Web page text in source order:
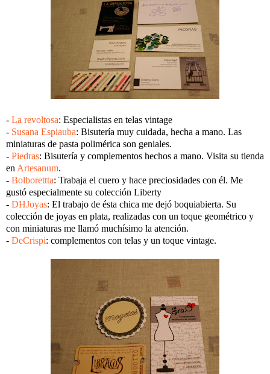
- La revoltosa: Especialistas en telas vintage
- Susana Espiauba: Bisutería muy cuidada, hecha a mano. Las
miniaturas de pasta polimérica son geniales.
- Piedras: Bisutería y complementos hechos a mano. Visita su tienda
en Artesanum.
- Bolborettta: Trabaja el cuero y hace preciosidades con él. Me
gustó especialmente su colección Liberty
- DHJoyas: El trabajo de ésta chica me dejó boquiabierta. Su
colección de joyas en plata, realizadas con un toque geométrico y
con miniaturas me llamó muchísimo la atención.
- DeCrispi: complementos con telas y un toque vintage.